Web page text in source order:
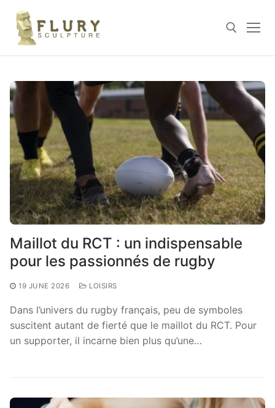
content
Search for:
Maillot du RCT : un indispensable
pour les passionnés de rugby
19 JUNE 2026 LOISIRS
Dans l’univers du rugby français, peu de symboles
suscitent autant de fierté que le maillot du RCT. Pour
un supporter, il incarne bien plus qu’une…